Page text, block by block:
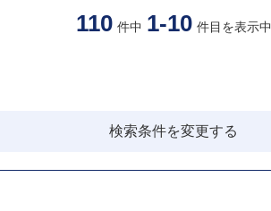
110 件中 1-10 件目を表示中
検索条件を変更する